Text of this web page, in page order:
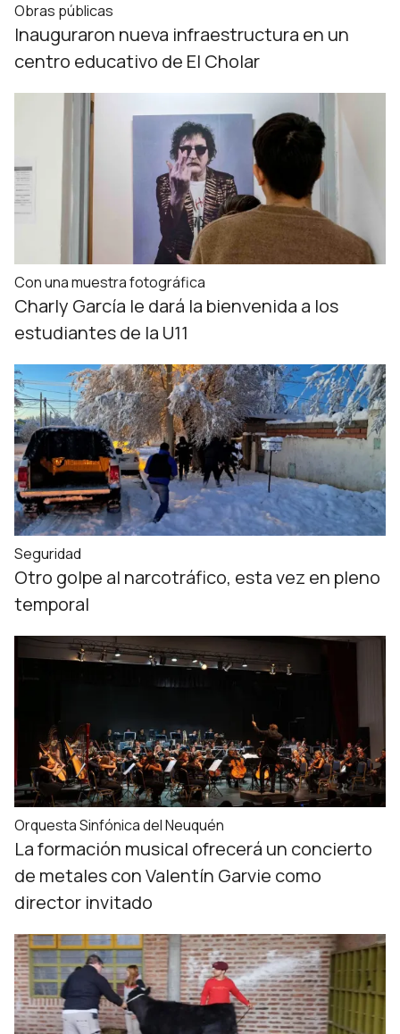
Obras públicas
Inauguraron nueva infraestructura en un
centro educativo de El Cholar
Con una muestra fotográfica
Charly García le dará la bienvenida a los
estudiantes de la U11
Seguridad
Otro golpe al narcotráfico, esta vez en pleno
temporal
Orquesta Sinfónica del Neuquén
La formación musical ofrecerá un concierto
de metales con Valentín Garvie como
director invitado